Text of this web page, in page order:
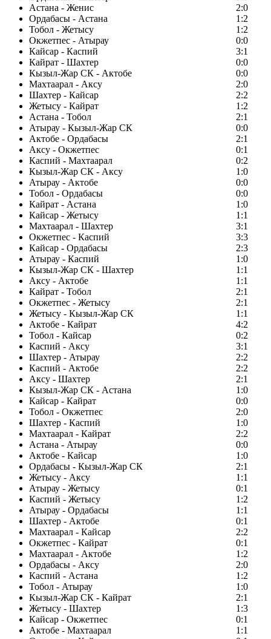
Астана - Женис
2:0
Ордабасы - Астана
1:2
Тобол - Жетысу
1:2
Окжетпес - Атырау
0:0
Кайсар - Каспий
3:1
Кайрат - Шахтер
0:0
Кызыл-Жар СК - Актобе
0:0
Махтаарал - Аксу
2:0
Шахтер - Кайсар
2:2
Жетысу - Кайрат
1:2
Астана - Тобол
2:1
Атырау - Кызыл-Жар СК
0:0
Актобе - Ордабасы
2:1
Аксу - Окжетпес
0:1
Каспий - Махтаарал
0:2
Кызыл-Жар СК - Аксу
1:0
Атырау - Актобе
0:0
Тобол - Ордабасы
0:0
Кайрат - Астана
1:0
Кайсар - Жетысу
1:1
Махтаарал - Шахтер
3:1
Окжетпес - Каспий
3:3
Кайсар - Ордабасы
2:3
Атырау - Каспий
1:0
Кызыл-Жар СК - Шахтер
1:1
Аксу - Актобе
1:1
Кайрат - Тобол
2:1
Окжетпес - Жетысу
2:1
Жетысу - Кызыл-Жар СК
1:1
Актобе - Кайрат
4:2
Тобол - Кайсар
0:2
Каспий - Аксу
3:1
Шахтер - Атырау
2:2
Каспий - Актобе
2:2
Аксу - Шахтер
2:1
Кызыл-Жар СК - Астана
1:0
Кайсар - Кайрат
0:0
Тобол - Окжетпес
2:0
Шахтер - Каспий
1:0
Махтаарал - Кайрат
2:2
Астана - Атырау
0:0
Актобе - Кайсар
1:0
Ордабасы - Кызыл-Жар СК
2:1
Жетысу - Аксу
1:1
Атырау - Жетысу
0:1
Каспий - Жетысу
1:2
Атырау - Ордабасы
1:1
Шахтер - Актобе
0:1
Махтаарал - Кайсар
2:2
Окжетпес - Кайрат
0:1
Махтаарал - Актобе
1:2
Ордабасы - Аксу
2:0
Каспий - Астана
1:2
Тобол - Атырау
1:0
Кызыл-Жар СК - Кайрат
2:1
Жетысу - Шахтер
1:3
Кайсар - Окжетпес
0:1
Актобе - Махтаарал
1:1